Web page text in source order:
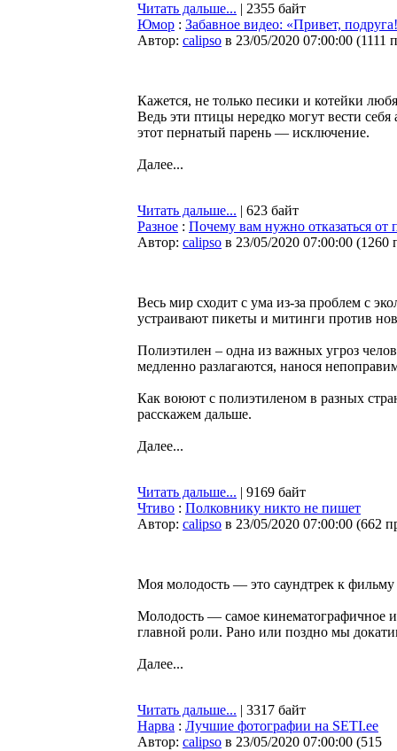
Читать дальше... | 2355 байт
Юмор : Забавное видео: «Привет,
Автор: calipso в 23/05/2020 07:00:00 (1111
Кажется, не только песики и котейки
Ведь эти птицы нередко могут вести
этот пернатый парень — исключение.
Далее...
Читать дальше... | 623 байт
Разное : Почему вам нужно отказаться от
Автор: calipso в 23/05/2020 07:00:00 (1260
Весь мир сходит с ума из-за проблем с
устраивают пикеты и митинги против
Полиэтилен – одна из важных угроз
медленно разлагаются, нанося
Как воюют с полиэтиленом в разных
расскажем дальше.
Далее...
Читать дальше... | 9169 байт
Чтиво : Полковнику никто не пишет
Автор: calipso в 23/05/2020 07:00:00 (662
Моя молодость — это саундтрек к фильму
Молодость — самое кинематографичное
главной роли. Рано или поздно мы
Далее...
Читать дальше... | 3317 байт
Нарва : Лучшие фотографии на SETI.ee
Автор: calipso в 23/05/2020 07:00:00 (515